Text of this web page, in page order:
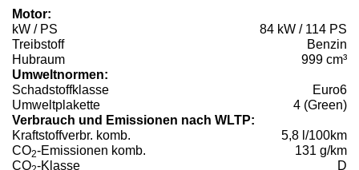
Motor:
kW / PS
84 kW / 114 PS
Treibstoff
Benzin
Hubraum
999 cm³
Umweltnormen:
Schadstoffklasse
Euro6
Umweltplakette
4 (Green)
Verbrauch und Emissionen nach WLTP:
Kraftstoffverbr. komb.
5,8 l/100km
CO2-Emissionen komb.
131 g/km
CO -Klasse D